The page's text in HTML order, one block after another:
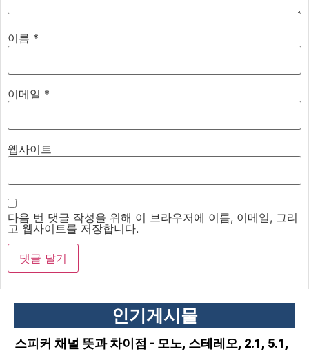
이름 *
이메일 *
웹사이트
다음 번 댓글 작성을 위해 이 브라우저에 이름, 이메일, 그리
고 웹사이트를 저장합니다.
인기게시물
스피커 채널 뜻과 차이점 - 모노, 스테레오, 2.1, 5.1,